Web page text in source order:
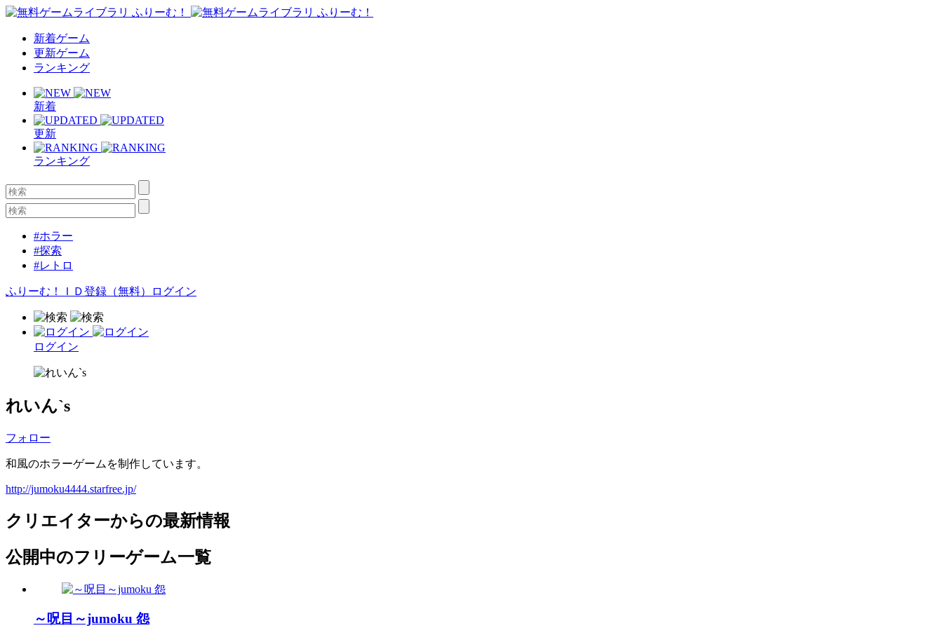
新着ゲーム
更新ゲーム
ランキング
新着
更新
ランキング
#ホラー
#探索
#レトロ
ふりーむ！ＩＤ登録（無料） ログイン
ログイン
れいん`s
フォロー
和風のホラーゲームを制作しています。
http://jumoku4444.starfree.jp/
クリエイターからの最新情報
公開中のフリーゲーム一覧
～呪目～jumoku 怨